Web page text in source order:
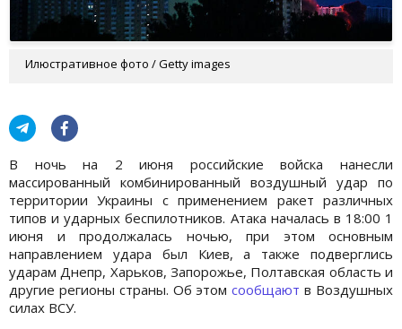
Илюстративное фото / Getty images
В ночь на 2 июня российские войска нанесли
массированный комбинированный воздушный удар по
территории Украины с применением ракет различных
типов и ударных беспилотников. Атака началась в 18:00 1
июня и продолжалась ночью, при этом основным
направлением удара был Киев, а также подверглись
ударам Днепр, Харьков, Запорожье, Полтавская область и
другие регионы страны. Об этомсообщают в Воздушных
силах ВСУ.